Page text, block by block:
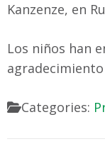
Kanzenze, en
Los niños han
Categories: